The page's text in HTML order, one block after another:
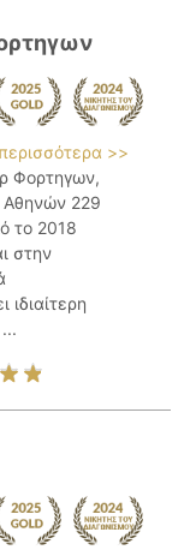
>>
Φορτηγων,
Αθηνών 229
το 2018
στην
ιδιαίτερη